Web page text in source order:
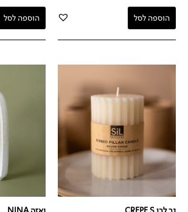
הוספה לסל הוספה לסל